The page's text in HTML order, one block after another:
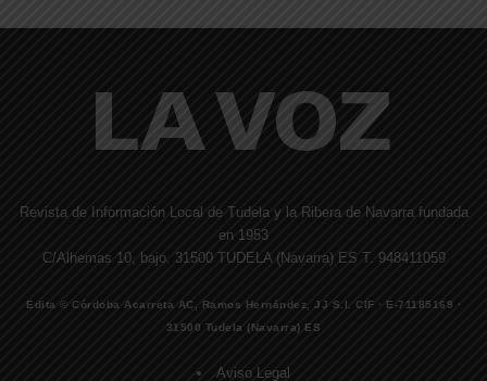
Revista de Información Local de Tudela y la Ribera de Navarra fundada
en 1953
C/Alhemas 10, bajo. 31500 TUDELA (Navarra) ES T. 948411059
Edita © Córdoba Acarreta AC, Ramos Hernández, JJ S.I. CIF · E-71185169 ·
31500 Tudela (Navarra) ES
Aviso Legal